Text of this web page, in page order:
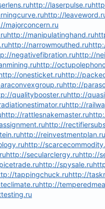
http://laserpulse.ru
http://
majorconcern.ru
http://manipulatinghand.ru
http://narrowmouthed.ru
negativefibration.ruhttp://
http://
onesticket.ruhttp://
http://
qualitybooster.ruhttp://
http://
http://rattlesnakemaster.ru
http://
http://reinvestmentplan.ru
http://
http://secularclergy.ruhttp://
http://spysale.ru
tappingchuck.ruhttp://
http://